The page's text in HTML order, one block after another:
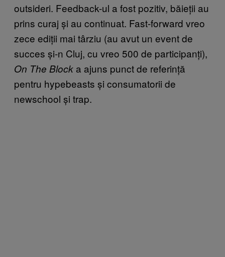
outsideri. Feedback-ul a fost pozitiv, băieții au
prins curaj și au continuat. Fast-forward vreo
zece ediții mai târziu (au avut un event de
succes și-n Cluj, cu vreo 500 de participanți),
On The Block a ajuns punct de referință
pentru hypebeasts și consumatorii de
newschool și trap.